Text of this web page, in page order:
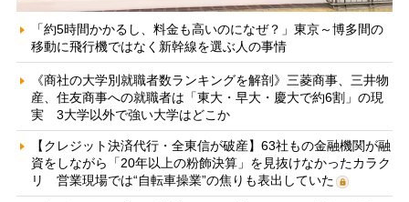
「約5時間かかるし、料金も高いのになぜ？」東京～博多間の
移動に飛行機ではなく新幹線を選ぶ人の事情
《商社の大学別就職者数ランキングを解剖》三菱商事、三井物
産、住友商事への就職者は「東大・早大・慶大で約6割」の現
実 3大学以外で強い大学はどこか
【クレジット決済代行・全東信が破産】63社もの金融機関が融
資をしながら「20年以上の粉飾決算」を見抜けなかったカラク
リ 営業現場では“自転車操業”の焦りも表出していた